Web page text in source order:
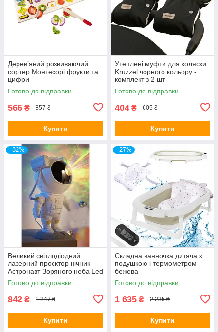
Дерев’яний розвиваючий
сортер Монтесорі фрукти та
цифри
Готово до відправки
566 ₴ 857 ₴
Купити
Утеплені муфти для коляски
Kruzzel чорного кольору -
комплект з 2 шт
Готово до відправки
404 ₴ 605 ₴
Купити
–32%
Великий світлодіодний
лазерний проєктор нічник
Астронавт Зоряного неба Led
Готово до відправки
842 ₴ 1 247 ₴
Купити
–27%
Складна ванночка дитяча з
подушкою і термометром
бежева
Готово до відправки
1 635 ₴ 2 235 ₴
Купити